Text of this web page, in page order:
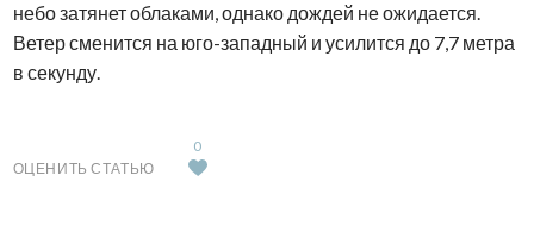
небо затянет облаками, однако дождей не ожидается.
Ветер сменится на юго-западный и усилится до 7,7 метра
в секунду.
ОЦЕНИТЬ СТАТЬЮ
0